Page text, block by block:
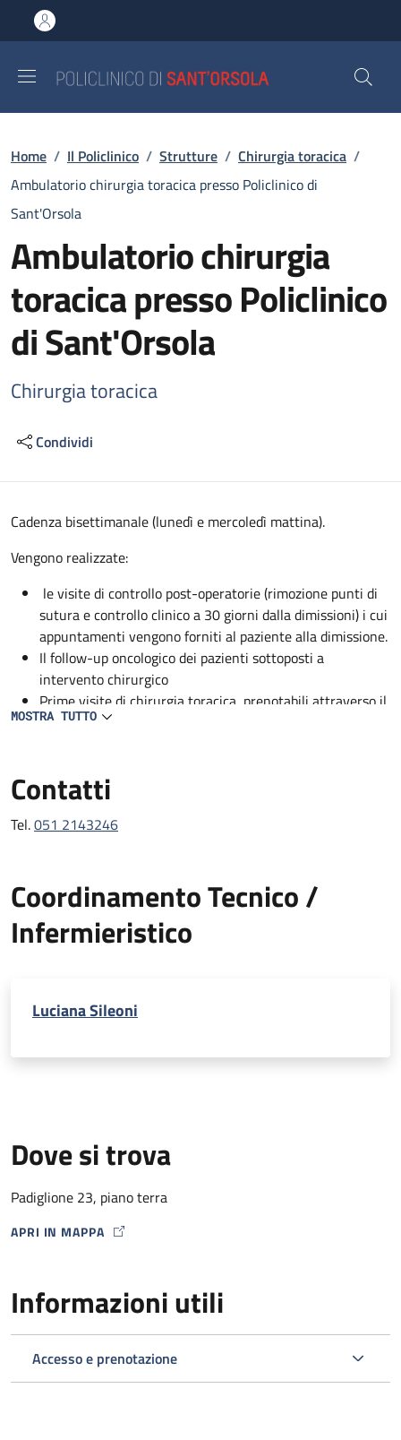
al contenuto principale
to footer content
Briciole di pane
Home / Il Policlinico / Strutture / Chirurgia toracica /
Ambulatorio chirurgia toracica presso Policlinico di
Sant'Orsola
Ambulatorio chirurgia
toracica presso Policlinico
di Sant'Orsola
Chirurgia toracica
Condividi
Descrizione
Cadenza bisettimanale (lunedì e mercoledì mattina).
Vengono realizzate:
le visite di controllo post-operatorie (rimozione punti di
sutura e controllo clinico a 30 giorni dalla dimissioni) i cui
appuntamenti vengono forniti al paziente alla dimissione.
Il follow-up oncologico dei pazienti sottoposti a
intervento chirurgico
Prime visite di chirurgia toracica, prenotabili attraverso il
CUP.
MOSTRA TUTTO
Contatti
Tel.051 2143246
Coordinamento Tecnico /
Infermieristico
Luciana Sileoni
Dove si trova
Padiglione 23, piano terra
APRI IN MAPPA
MAP ICON
Informazioni utili
Accesso e prenotazione